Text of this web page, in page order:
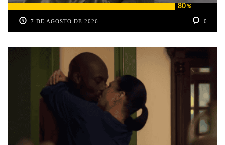
80%
7 DE AGOSTO DE 2026 0